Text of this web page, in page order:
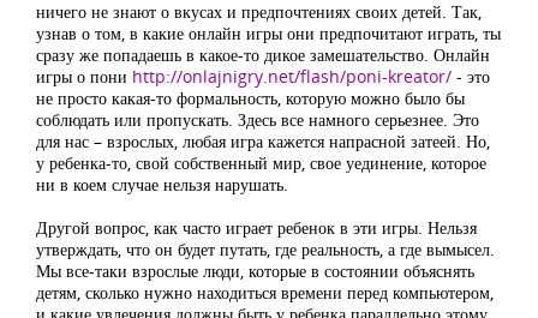
ничего не знают о вкусах и предпочтениях своих детей. Так,
узнав о том, в какие онлайн игры они предпочитают играть, ты
сразу же попадаешь в какое-то дикое замешательство. Онлайн
игры о пони http://onlajnigry.net/flash/poni-kreator/ - это
не просто какая-то формальность, которую можно было бы
соблюдать или пропускать. Здесь все намного серьезнее. Это
для нас – взрослых, любая игра кажется напрасной затеей. Но,
у ребенка-то, свой собственный мир, свое уединение, которое
ни в коем случае нельзя нарушать.
Другой вопрос, как часто играет ребенок в эти игры. Нельзя
утверждать, что он будет путать, где реальность, а где вымысел.
Мы все-таки взрослые люди, которые в состоянии объяснять
детям, сколько нужно находиться времени перед компьютером,